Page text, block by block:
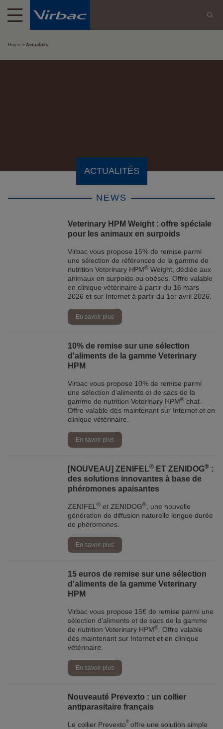
Home Actualités
ACTUALITÉS
NEWS
Veterinary HPM Weight : offre spéciale
pour les animaux en surpoids
Virbac vous propose 15% de remise parmi
une sélection de références de la gamme de
nutrition Veterinary HPM® Weight, dédiée aux
animaux en surpoids ou obèses. Offre valable
en clinique vétérinaire à partir du 16 mars
2026 et sur Internet à partir du 1er avril 2026.
En savoir plus
10% de remise sur une sélection
d'aliments de la gamme Veterinary
HPM
Virbac vous propose 10% de remise parmi
une sélection d'aliments et de sacs de la
gamme de nutrition Veterinary HPM® chat.
Offre valable dès maintenant sur Internet et en
clinique vétérinaire.
En savoir plus
[NOUVEAU] ZENIFEL® ET ZENIDOG® :
des solutions innovantes à base de
phéromones apaisantes
ZENIFEL ® et ZENIDOG®
, une nouvelle
génération de diffusion naturelle longue durée
de phéromones.
En savoir plus
15 euros de remise sur une sélection
d'aliments de la gamme Veterinary
HPM
Virbac vous propose 15€ de remise parmi une
sélection d'aliments et de sacs de la gamme
de nutrition Veterinary HPM®
. Offre valable
dès maintenant sur Internet et en clinique
vétérinaire.
En savoir plus
Nouveauté Prevexto : un collier
antiparasitaire français
Le collier Prevexto® offre une solution simple